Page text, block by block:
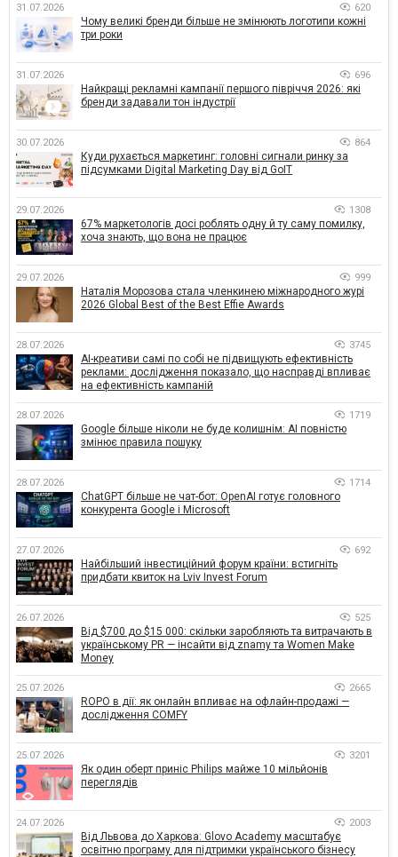
31.07.2026 620
Чому великі бренди більше не змінюють логотипи кожні
три роки
31.07.2026 696
Найкращі рекламні кампанії першого півріччя 2026: які
бренди задавали тон індустрії
30.07.2026 864
Куди рухається маркетинг: головні сигнали ринку за
підсумками Digital Marketing Day від GoIT
29.07.2026 1308
67% маркетологів досі роблять одну й ту саму помилку,
хоча знають, що вона не працює
29.07.2026 999
Наталія Морозова стала членкинею міжнародного журі
2026 Global Best of the Best Effie Awards
28.07.2026 3745
AI-креативи самі по собі не підвищують ефективність
реклами: дослідження показало, що насправді впливає
на ефективність кампаній
28.07.2026 1719
Google більше ніколи не буде колишнім: AI повністю
змінює правила пошуку
28.07.2026 1714
ChatGPT більше не чат-бот: OpenAI готує головного
конкурента Google і Microsoft
27.07.2026 692
Найбільший інвестиційний форум країни: встигніть
придбати квиток на Lviv Invest Forum
26.07.2026 525
Від $700 до $15 000: скільки заробляють та витрачають в
українському PR — інсайти від znamy та Women Make
Money
25.07.2026 2665
ROPO в дії: як онлайн впливає на офлайн-продажі —
дослідження COMFY
25.07.2026 3201
Як один оберт приніс Philips майже 10 мільйонів
переглядів
24.07.2026 2003
Від Львова до Харкова: Glovo Academy масштабує
освітню програму для підтримки українського бізнесу